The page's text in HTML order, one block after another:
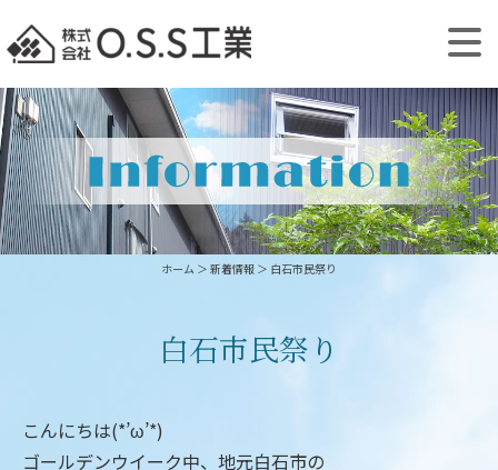
ホーム ＞ 新着情報 ＞ 白石市民祭り
白石市民祭り
こんにちは(*’ω’*)
ゴールデンウイーク中、地元白石市の